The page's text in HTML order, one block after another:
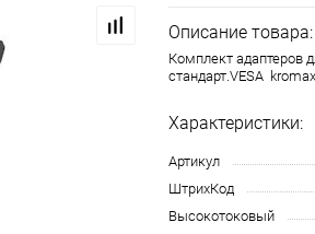
Описание товара:
Комплект адаптеров
стандарт.VESA
Характеристики:
Артикул
ШтрихКод
Высокотоковый